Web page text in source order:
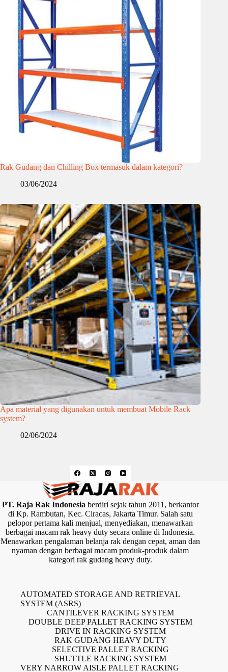
Rak Gudang dan Chilling Box termasuk dalam kategori?
03/06/2024
Apa material yang digunakan untuk membuat Mobile Rack
system?
02/06/2024
PT. Raja Rak Indonesiaberdiri sejak tahun 2011, berkantor
di Kp. Rambutan, Kec. Ciracas, Jakarta Timur. Salah satu
pelopor pertama kali menjual, menyediakan, menawarkan
berbagai macam rak heavy duty secara online di Indonesia.
Menawarkan pengalaman belanja rak dengan cepat, aman dan
nyaman dengan berbagai macam produk-produk dalam
kategori rak gudang heavy duty.
AUTOMATED STORAGE AND RETRIEVAL
SYSTEM (ASRS)
CANTILEVER RACKING SYSTEM
DOUBLE DEEP PALLET RACKING SYSTEM
DRIVE IN RACKING SYSTEM
RAK GUDANG HEAVY DUTY
SELECTIVE PALLET RACKING
SHUTTLE RACKING SYSTEM
VERY NARROW AISLE PALLET RACKING